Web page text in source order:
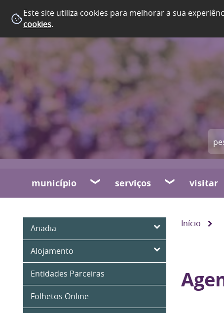
Este site utiliza cookies para melhorar a sua
cookies.
município serviços visitar
Anadia
Alojamento
Entidades Parceiras
Folhetos Online
Início